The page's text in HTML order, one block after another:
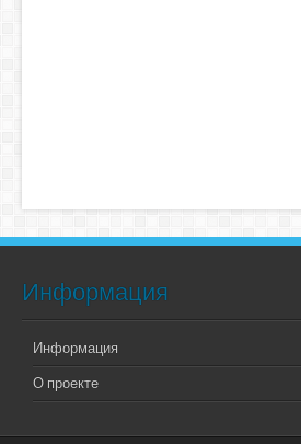
Информация
Информация
О проекте